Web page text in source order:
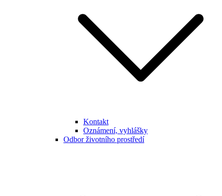
Kontakt
Oznámení, vyhlášky
Odbor životního prostředí